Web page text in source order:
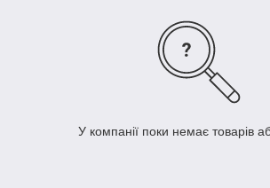
У компанії поки немає товарів